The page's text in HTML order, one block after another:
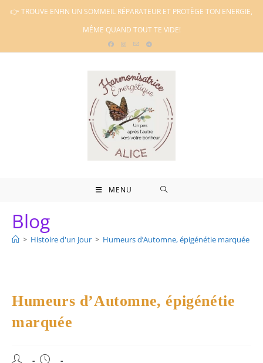
Skip👉 TROUVE ENFIN UN SOMMEIL RÉPARATEUR ET PROTÈGE TON ENERGIE,
MÊME QUAND TOUT TE VIDE!
MENU
Blog
> Histoire d'un Jour > Humeurs d’Automne, épigénétie marquée
Humeurs d’Automne, épigénétie
marquée
Auteur/autrice
Publication